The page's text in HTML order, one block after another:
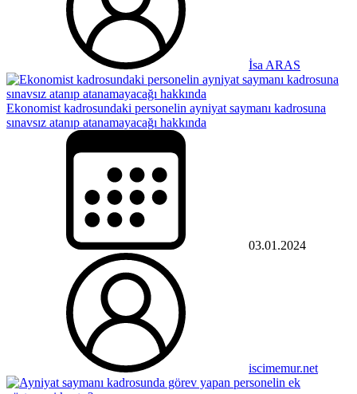
İsa ARAS
Ekonomist kadrosundaki personelin ayniyat saymanı kadrosuna
sınavsız atanıp atanamayacağı hakkında
03.01.2024
iscimemur.net